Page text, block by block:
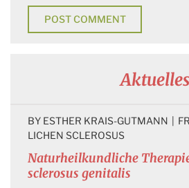
Aktuelles
Naturheilkundliche
sclerosus genitalis
BY ESTHER KRAIS-GUTMANN
LICHEN SCLEROSUS